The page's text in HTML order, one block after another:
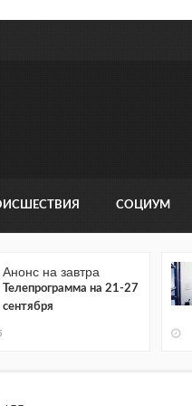
СОЦИУМ
Анонс на завтра
Телепрограмма на 21-27
сентября